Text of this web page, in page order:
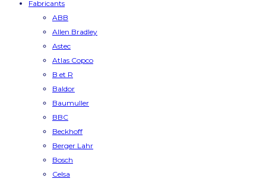
Fabricants
ABB
Allen Bradley
Astec
Atlas Copco
B et R
Baldor
Baumuller
BBC
Beckhoff
Berger Lahr
Bosch
Celsa